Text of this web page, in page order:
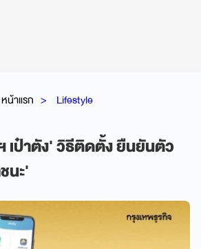
หน้าแรก Lifestyle
ป๋าตัง' วิธีติดตั้ง ยืนยันตัว
นะ'